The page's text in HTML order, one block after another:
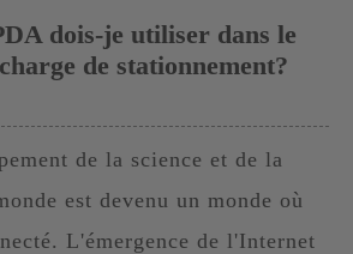
dois-je utiliser dans le
de stationnement?
de la science et de la
est devenu un monde où
L'émergence de l'Internet